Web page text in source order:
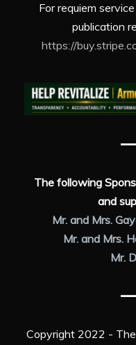
For requiem
publication
https://
The following
and
Mr. and Mrs.
Mr. and Mrs.
Mr.
Copyright 2022 -